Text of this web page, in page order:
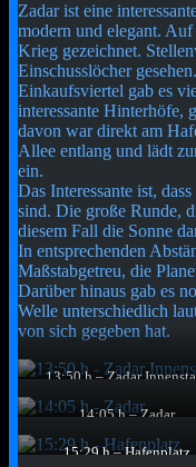
Zadar ist eine
modern und elegant.
Krieg gezeichnet.
Einschusslöcher
Einkaufsviertel gab es
interessante Hinterhöfe,
davon war direkt am
Allee entlang und lädt
ein.
Das Interessante ist,
sind. Die große Runde,
diesem Fall die Sonne
In entsprechenden
Maßstabgetreu, die
Darüber hinaus gab es
Welle unterschiedlich
von sich gegeben hat.
13:50 h – Zadar
schmale Gassen.
14:05 h – Zadar
prangt ein Turm. Ich tippe
15:29 h – Hafenplatz